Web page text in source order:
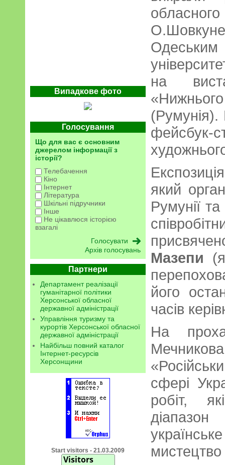
Випадкове фото
Голосування
Що для вас є основним
джерелом інформації з
історії?
Телебачення
Кіно
Інтернет
Література
Шкільні підручники
Інше
Не цікавлюся історією
взагалі
Архів голосувань
Партнери
Департамент реалізації
гуманітарної політики
Херсонської обласної
державної адміністрації
Управління туризму та
курортів Херсонської обласної
державної адміністрації
Найбільш повний каталог
Інтернет-ресурсів
Херсонщини
Start visitors - 21.03.2009
на
фейсбук-
який
Румунії
Мазепи
його
часів
На
сфері
робіт,